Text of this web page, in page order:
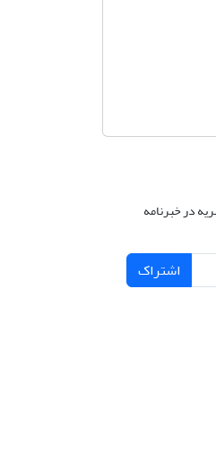
در خبرنامه
اشتراک